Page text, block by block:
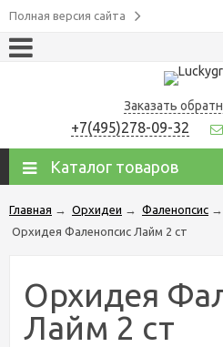
Полная версия сайта
Заказать
+7(495)278-09-32
Каталог товаров
Главная → Орхидеи → Фаленопсис →
Орхидея Фаленопсис Лайм 2 ст
Орхидея
Лайм 2 ст